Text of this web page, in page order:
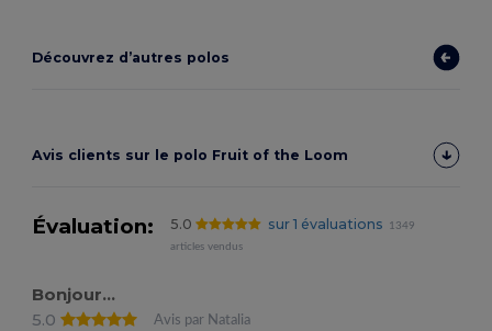
Découvrez d’autres polos
Avis clients sur le polo Fruit of the Loom
Évaluation: 5.0 sur 1 évaluations
1349
articles vendus
Bonjour...
5.0
Avis par Natalia